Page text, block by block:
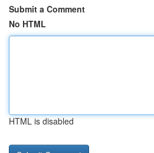
Submit a Comment
No HTML
HTML is disabled